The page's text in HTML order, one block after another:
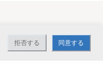
拒否する 同意する